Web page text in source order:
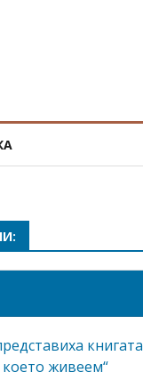
книгата
живеем“